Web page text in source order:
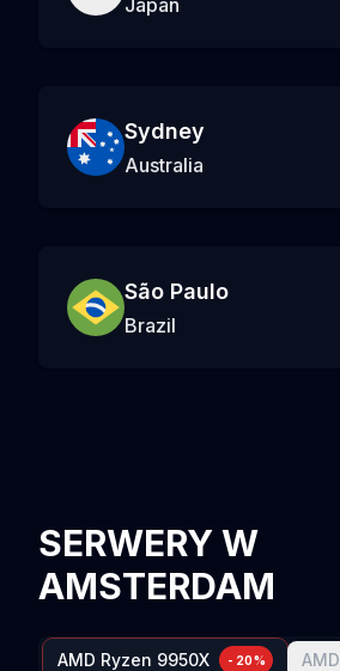
Japan
Sydney
Australia
São Paulo
Brazil
SERWERY W
AMSTERDAM
AMD Ryzen 9950X -20% AMD